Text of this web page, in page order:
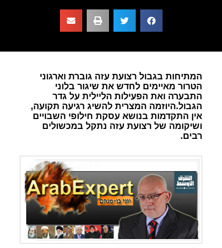
המתיחות בגבול רצועת עזה גוברת וארגוני
הטרור מאיימים לחדש את שיגור בלוני
התבערה ואת הפעילות הליילית על גדר
הגבול.היוזמה המצרית להשיג רגיעה תקועה,
אין התקדמות בנושא עסקת חילופי השבויים
ושיקומה של רצועת עזה נתקל במכשולים
רבים.